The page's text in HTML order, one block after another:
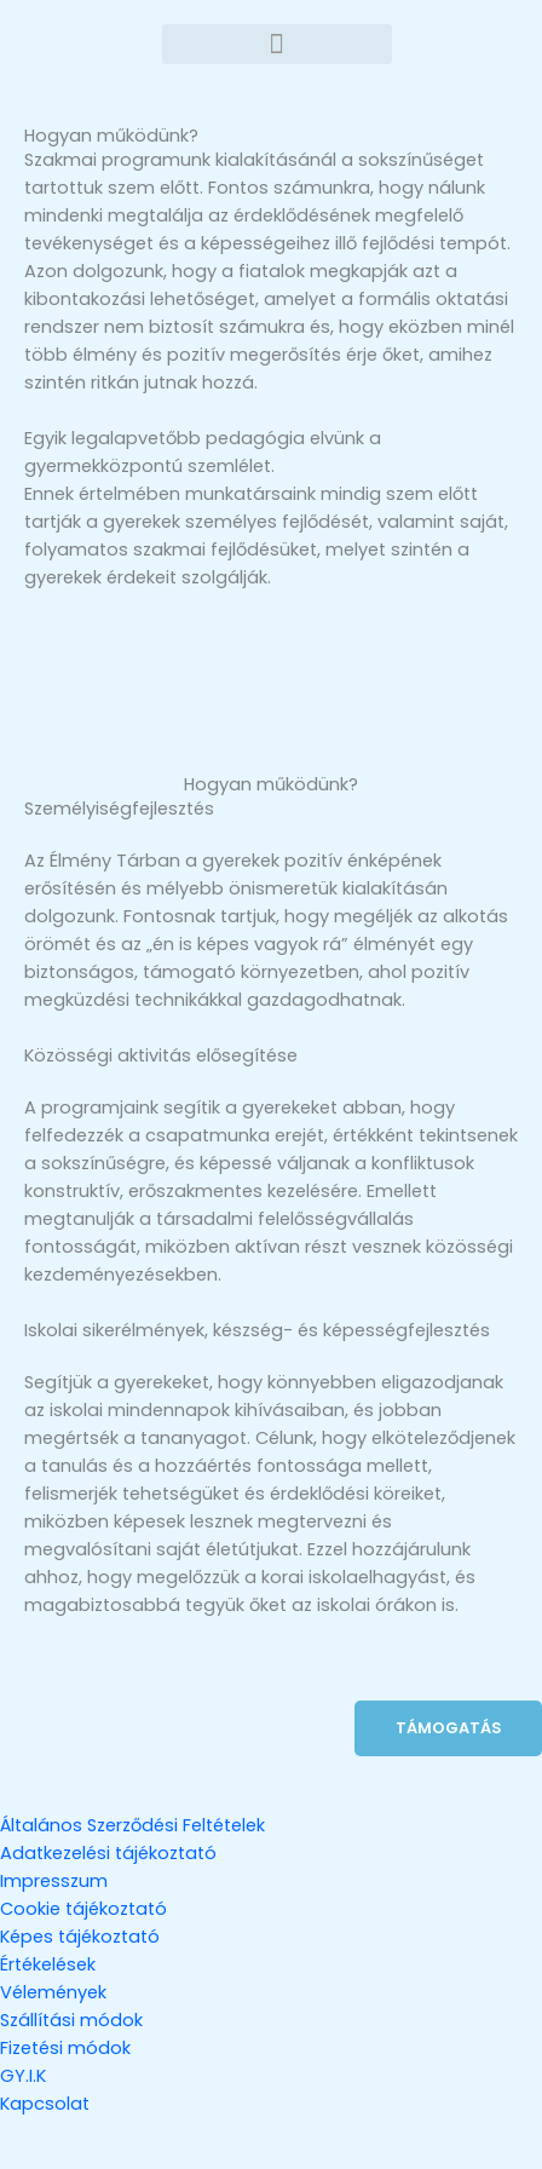
Hogyan működünk?
Szakmai programunk kialakításánál a sokszínűséget
tartottuk szem előtt. Fontos számunkra, hogy nálunk
mindenki megtalálja az érdeklődésének megfelelő
tevékenységet és a képességeihez illő fejlődési tempót.
Azon dolgozunk, hogy a fiatalok megkapják azt a
kibontakozási lehetőséget, amelyet a formális oktatási
rendszer nem biztosít számukra és, hogy eközben minél
több élmény és pozitív megerősítés érje őket, amihez
szintén ritkán jutnak hozzá.
Egyik legalapvetőbb pedagógia elvünk a
gyermekközpontú szemlélet.
Ennek értelmében munkatársaink mindig szem előtt
tartják a gyerekek személyes fejlődését, valamint saját,
folyamatos szakmai fejlődésüket, melyet szintén a
gyerekek érdekeit szolgálják.
Hogyan működünk?
Személyiségfejlesztés
Az Élmény Tárban a gyerekek pozitív énképének
erősítésén és mélyebb önismeretük kialakításán
dolgozunk. Fontosnak tartjuk, hogy megéljék az alkotás
örömét és az „én is képes vagyok rá” élményét egy
biztonságos, támogató környezetben, ahol pozitív
megküzdési technikákkal gazdagodhatnak.
Közösségi aktivitás elősegítése
A programjaink segítik a gyerekeket abban, hogy
felfedezzék a csapatmunka erejét, értékként tekintsenek
a sokszínűségre, és képessé váljanak a konfliktusok
konstruktív, erőszakmentes kezelésére. Emellett
megtanulják a társadalmi felelősségvállalás
fontosságát, miközben aktívan részt vesznek közösségi
kezdeményezésekben.
Iskolai sikerélmények, készség- és képességfejlesztés
Segítjük a gyerekeket, hogy könnyebben eligazodjanak
az iskolai mindennapok kihívásaiban, és jobban
megértsék a tananyagot. Célunk, hogy elköteleződjenek
a tanulás és a hozzáértés fontossága mellett,
felismerjék tehetségüket és érdeklődési köreiket,
miközben képesek lesznek megtervezni és
megvalósítani saját életútjukat. Ezzel hozzájárulunk
ahhoz, hogy megelőzzük a korai iskolaelhagyást, és
magabiztosabbá tegyük őket az iskolai órákon is.
TÁMOGATÁS
Általános Szerződési Feltételek
Adatkezelési tájékoztató
Impresszum
Cookie tájékoztató
Képes tájékoztató
Értékelések
Vélemények
Szállítási módok
Fizetési módok
GY.I.K
Kapcsolat